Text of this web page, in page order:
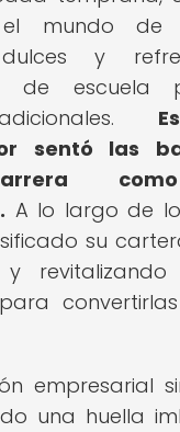
mundo de
dulces y
de escuela
sentó las
A lo largo de
su
y
empresarial
una huella